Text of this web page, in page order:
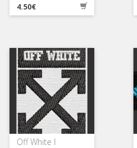
4.50€
Off White I